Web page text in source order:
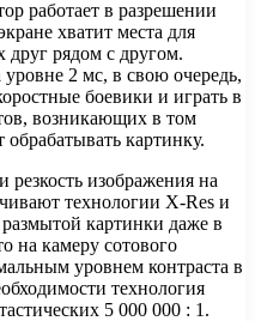
работает в разрешении
хватит места для
друг рядом с другом.
2 мс, в свою очередь,
боевики и играть в
возникающих в том
обрабатывать картинку.
резкость изображения на
технологии X-Res и
картинки даже в
на камеру сотового
уровнем контраста в
технология
5 000 000 : 1.